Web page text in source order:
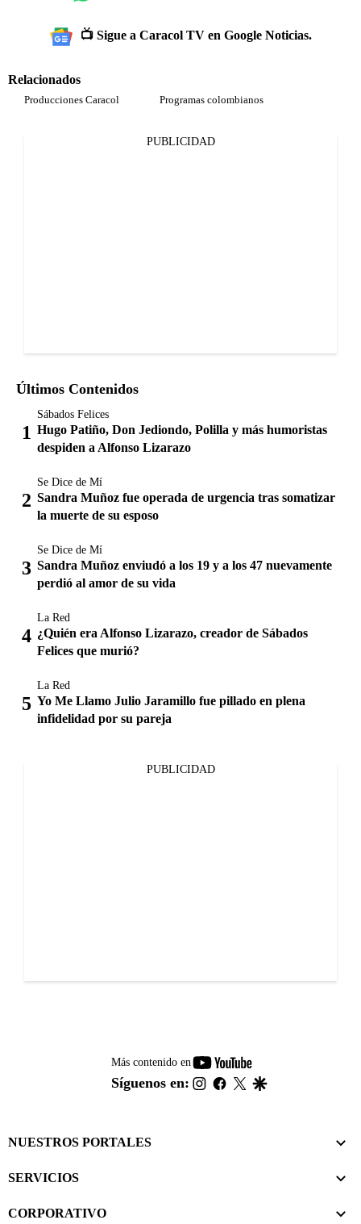
📺 Sigue a Caracol TV en Google Noticias.
Relacionados
Producciones Caracol Programas colombianos
PUBLICIDAD
Últimos Contenidos
Sábados Felices
Hugo Patiño, Don Jediondo, Polilla y más humoristas
despiden a Alfonso Lizarazo
Se Dice de Mí
Sandra Muñoz fue operada de urgencia tras somatizar
la muerte de su esposo
Se Dice de Mí
Sandra Muñoz enviudó a los 19 y a los 47 nuevamente
perdió al amor de su vida
La Red
¿Quién era Alfonso Lizarazo, creador de Sábados
Felices que murió?
La Red
Yo Me Llamo Julio Jaramillo fue pillado en plena
infidelidad por su pareja
PUBLICIDAD
Más contenido en
youtube-
footer
Síguenos en: instagram
facebook
twitter
NUESTROS PORTALES
SERVICIOS
CORPORATIVO